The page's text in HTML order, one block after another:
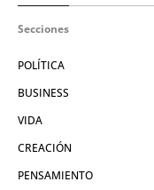
Secciones
POLÍTICA
BUSINESS
VIDA
CREACIÓN
PENSAMIENTO